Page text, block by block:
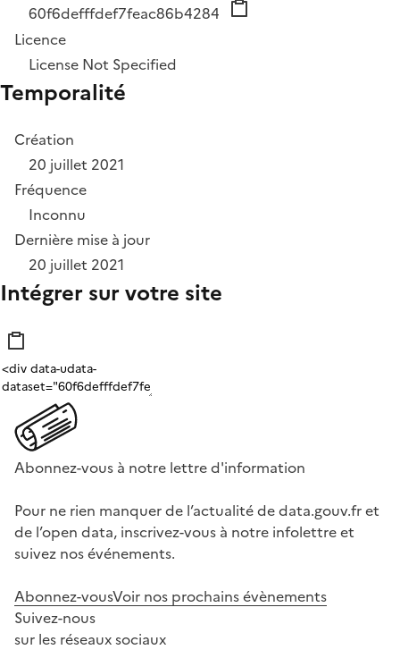
60f6defffdef7feac86b4284
Licence
License Not Specified
Temporalité
Création
20 juillet 2021
Fréquence
Inconnu
Dernière mise à jour
20 juillet 2021
Intégrer sur votre site
Abonnez-vous à notre lettre d'information
Pour ne rien manquer de l’actualité de data.gouv.fr et
de l’open data, inscrivez-vous à notre infolettre et
suivez nos événements.
Abonnez-vousVoir nos prochains évènements
Suivez-nous
sur les réseaux sociaux